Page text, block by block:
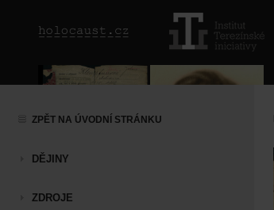
ZPĚT NA ÚVODNÍ STRÁNKU
DĚJINY
ZDROJE